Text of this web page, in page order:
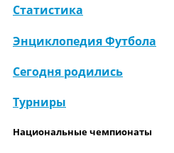
Статистика
Энциклопедия Футбола
Сегодня родились
Турниры
Национальные чемпионаты